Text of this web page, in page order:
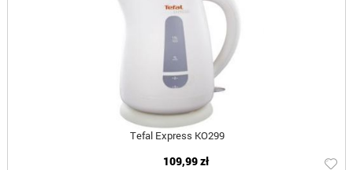
Tefal Express KO299
109,99 zł